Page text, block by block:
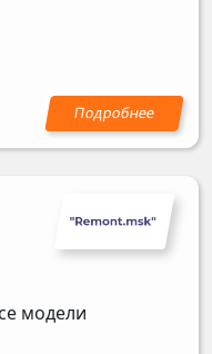
модели